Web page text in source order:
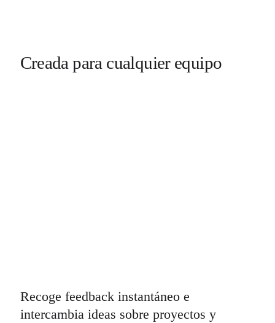
Recoge feedback instantáneo e
intercambia ideas sobre proyectos y
Creada para cualquier equipo